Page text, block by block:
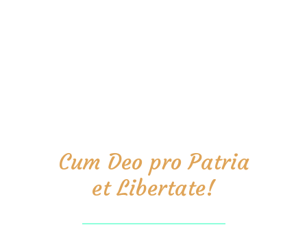
Cum Deo pro Patria
et Libertate!